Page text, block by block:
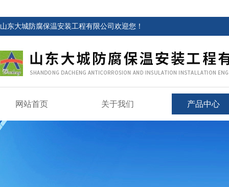
山东大城防腐保温安装工程有限公司欢迎您！
网站首页 关于我们 产品中心